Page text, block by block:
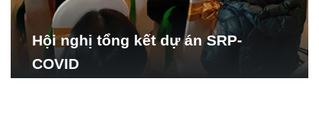
Hội nghị tổng kết dự án SRP-
COVID